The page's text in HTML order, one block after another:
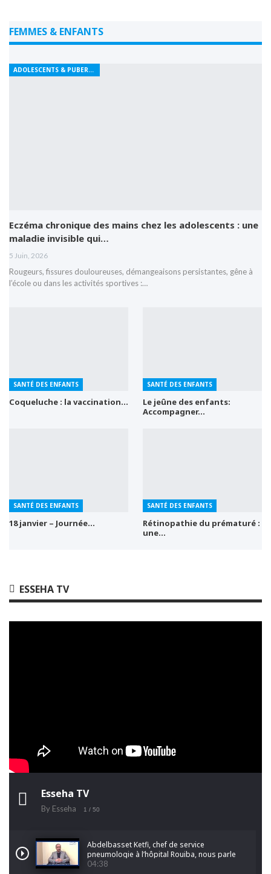
FEMMES & ENFANTS
ADOLESCENTS & PUBERTÉ
Eczéma chronique des mains chez les adolescents : une
maladie invisible qui…
5 Juin, 2026
Rougeurs, fissures douloureuses, démangeaisons persistantes, gêne à
l’école ou dans les activités sportives :…
SANTÉ DES ENFANTS
Coqueluche : la vaccination…
SANTÉ DES ENFANTS
Le jeûne des enfants:
Accompagner…
SANTÉ DES ENFANTS
18 janvier – Journée…
SANTÉ DES ENFANTS
Rétinopathie du prématuré :
une…
ESSEHA TV
Esseha TV
By Esseha 1 / 50
Abdelbasset Ketfi, chef de service
pneumologie à l’hôpital Rouiba, nous parle
du cancer du poumon
04:38